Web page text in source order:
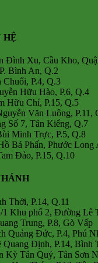
HỆ
Đình Xu, Cầu Kho,
Bình An, Q.2
P.4, Q.3
Hữu Hào, P.6, Q.4
Hữu Chí, P.15, Q.5
Văn Luông, P.11,
Số 7, Tân Kiểng, Q.7
Minh Trực, P.5, Q.8
Bá Phấn, Phước Long
Đảo, P.15, Q.10
Thới, P.14, Q.11
Khu phố 2, Đường Lê
Trung, P.8, Gò Vấp
Quảng Đức, P.4, Phú
Quang Định, P.14, Bình
Kỳ Tân Quý, Tân Sơn